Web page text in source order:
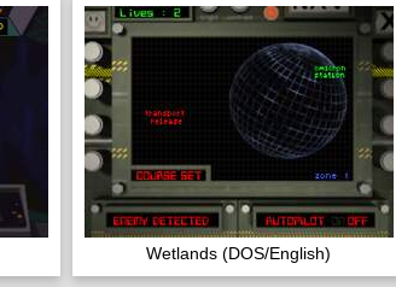
Wetlands (DOS/English)